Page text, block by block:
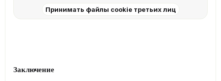
Принимать файлы cookie третьих лиц
Заключение